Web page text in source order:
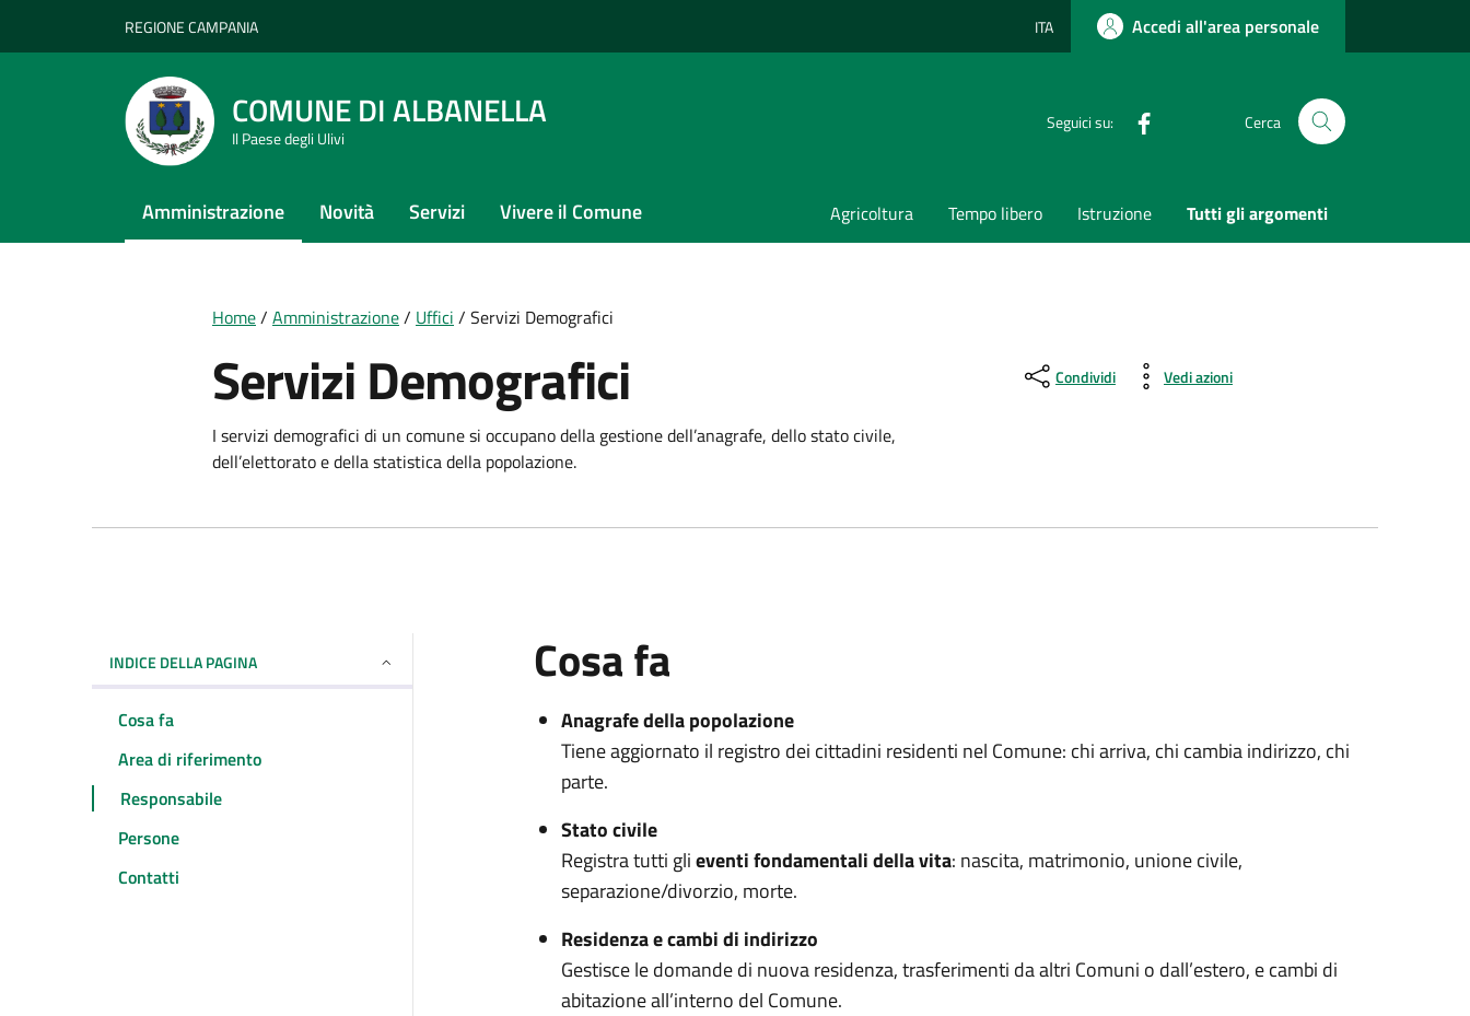
REGIONE CAMPANIA Lingua attiva:
ITA Accedi all'area personale
COMUNE DI ALBANELLA
Il Paese degli Ulivi
Seguici su: Cerca
Amministrazione Novità Servizi Vivere il Comune Agricoltura Tempo libero Istruzione Tutti gli argomenti
Home/ Amministrazione/ Uffici / Servizi Demografici
Servizi Demografici
I servizi demografici di un comune si occupano della gestione dell’anagrafe, dello stato civile,
dell’elettorato e della statistica della popolazione.
Condividi Vedi azioni
INDICE DELLA PAGINA
Cosa fa
Area di riferimento
Responsabile
Persone
Contatti
Cosa fa
Anagrafe della popolazione
Tiene aggiornato il registro dei cittadini residenti nel Comune: chi arriva, chi cambia indirizzo, chi
parte.
Stato civile
Registra tutti glieventi fondamentali della vita: nascita, matrimonio, unione civile,
separazione/divorzio, morte.
Residenza e cambi di indirizzo
Gestisce le domande di nuova residenza, trasferimenti da altri Comuni o dall’estero, e cambi di
abitazione all’interno del Comune.